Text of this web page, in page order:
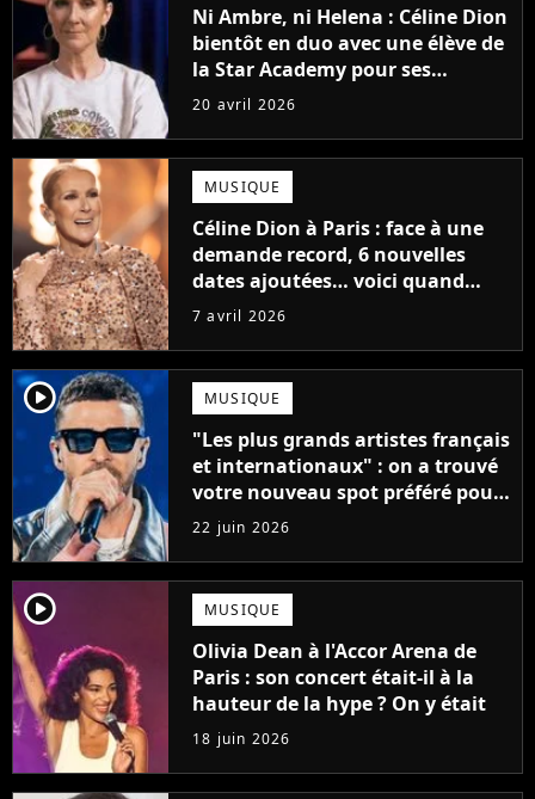
Ni Ambre, ni Helena : Céline Dion
bientôt en duo avec une élève de
la Star Academy pour ses
concerts à Paris ?
20 avril 2026
MUSIQUE
Céline Dion à Paris : face à une
demande record, 6 nouvelles
dates ajoutées… voici quand
tenter votre chance
7 avril 2026
player2 MUSIQUE
"Les plus grands artistes français
et internationaux" : on a trouvé
votre nouveau spot préféré pour
les concerts en 2027 !
22 juin 2026
player2 MUSIQUE
Olivia Dean à l'Accor Arena de
Paris : son concert était-il à la
hauteur de la hype ? On y était
18 juin 2026